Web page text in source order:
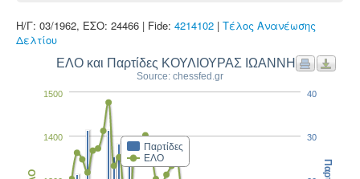
Η/Γ: 03/1962, ΕΣΟ: 24466 | Fide: 4214102 | Τέλος Ανανέωσης
Δελτίου
ΕΛΟ και Παρτίδες ΚΟΥΛΙΟΥΡΑΣ ΙΩΑΝΝΗΣ
Source: chessfed.gr
Παρτίδες
ΕΛΟ
1400
1500
30
40